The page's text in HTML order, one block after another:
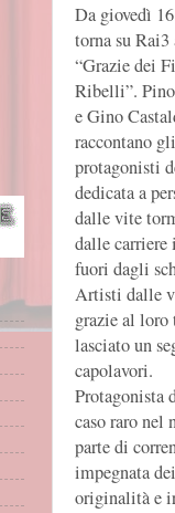
Da giovedì
torna su
“Grazie dei
Ribelli”.
e Gino
raccontano
protagonisti
dedicata a
dalle vite
dalle
fuori dagli
Artisti dalle
grazie al loro
lasciato un
capolavori.
Protagonista
caso raro nel
parte di
impegnata
originalità e